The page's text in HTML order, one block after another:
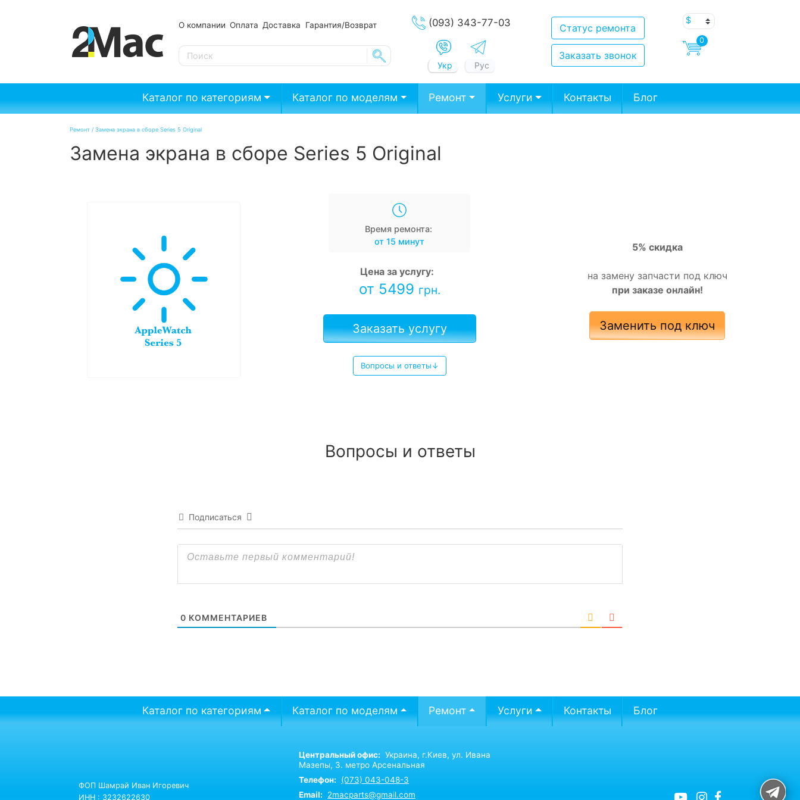
О компании Оплата Доставка Гарантия/Возврат
SE
(093) 343-77-03
Укр Рус
Статус ремонта
Заказать звонок
0
Каталог по категориям Каталог по моделям Ремонт Услуги Контакты Блог
Ремонт / Замена экрана в сборе Series 5 Original
Замена экрана в сборе Series 5 Original
Время ремонта:
от 15 минут
Цена за услугу:
от 5499 грн.
Заказать услугу
Вопросы и ответы↓
5% скидка
на замену запчасти под ключ
при заказе онлайн!
Заменить под ключ
Вопросы и ответы
Подписаться
0 КОММЕНТАРИЕВ
Каталог по категориям Каталог по моделям Ремонт Услуги Контакты Блог
ФОП Шамрай Иван Игоревич
ИНН : 3232622630
Центральный офис: Украина, г.Киев, ул. Ивана
Мазепы, 3. метро Арсенальная
Телефон:
(073) 043-048-3
Email:
2macparts@gmail.com